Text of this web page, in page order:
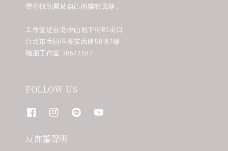
帶你找到屬於自己的獨特風格。
工作室近台北中山地下街R3出口
台北市大同區長安西路58號7樓
瑞朋工作室 38577587
FOLLOW US
反詐騙聲明